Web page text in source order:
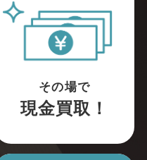
その場で
現金買取！